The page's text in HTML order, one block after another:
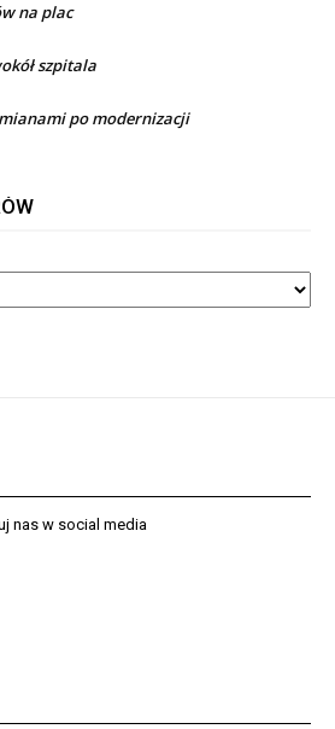
na plac
szpitala
po modernizacji
nas w social media